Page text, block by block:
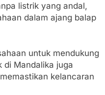
listrik yang andal,
dalam ajang balap
untuk mendukung
di Mandalika juga
kelancaran